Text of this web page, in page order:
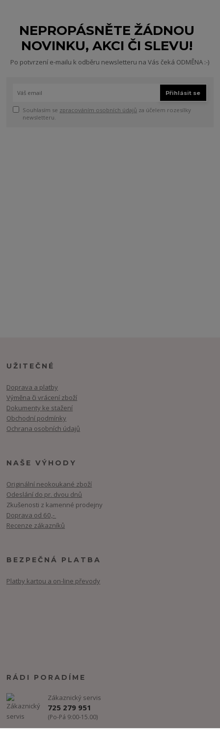
NEPROPÁSNĚTE ŽÁDNOU
NOVINKU, AKCI ČI SLEVU!
Po potvrzení e-mailu k odběru newsletteru na Vás čeká ODMĚNA :-)
Přihlásit se
Souhlasím se zpracováním osobních údajů za účelem rozesílky
newsletteru.
UŽITEČNÉ
Doprava a platby
Výměna či vrácení zboží
Dokumenty ke stažení
Obchodní podmínky
Ochrana osobních údajů
NAŠE VÝHODY
Originální neokoukané zboží
Odeslání do pr. dvou dnů
Zkušenosti z kamenné prodejny
Doprava od 60,-
Recenze zákazníků
BEZPEČNÁ PLATBA
Platby kartou a on-line převody
RÁDI PORADÍME
Zákaznický servis
725 279 951
(Po-Pá 9:00-15.00)